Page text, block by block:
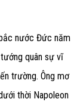
nước Đức năm
quân sự vĩ
trường. Ông mơ
thời Napoleon